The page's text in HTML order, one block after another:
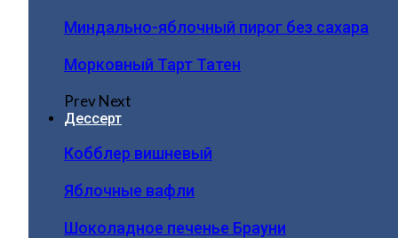
Миндально-яблочный пирог без сахара
Морковный Тарт Татен
PrevNext
Дессерт
Кобблер вишневый
Яблочные вафли
Шоколадное печенье Брауни